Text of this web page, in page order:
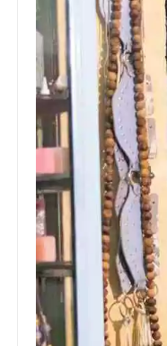
القاضي محمود أحمد فريحات..